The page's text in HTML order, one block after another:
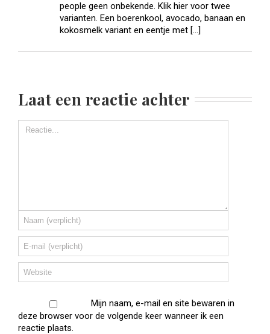
people geen onbekende. Klik hier voor twee
varianten. Een boerenkool, avocado, banaan en
kokosmelk variant en eentje met […]
Laat een reactie achter
Mijn naam, e-mail en site bewaren in
deze browser voor de volgende keer wanneer ik een
reactie plaats.